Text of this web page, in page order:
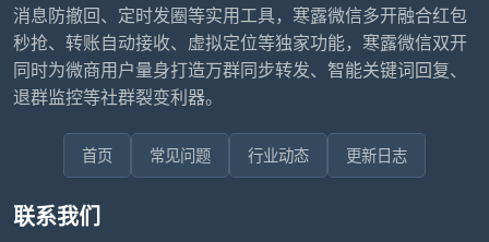
消息防撤回、定时发圈等实用工具，寒露微信多开融合红包
秒抢、转账自动接收、虚拟定位等独家功能，寒露微信双开
同时为微商用户量身打造万群同步转发、智能关键词回复、
退群监控等社群裂变利器。
首页 常见问题 行业动态 更新日志
联系我们